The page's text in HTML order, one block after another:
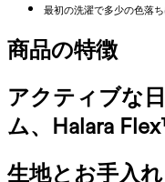
最初の洗濯で多少の色落
商品の特徴
アクティブな
ム、Halara
生地とお手入れ